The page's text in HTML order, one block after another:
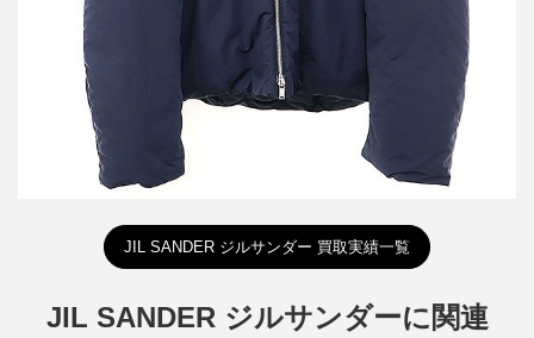
JIL SANDER ジルサンダー 買取実績一覧
JIL SANDER ジルサンダーに関連